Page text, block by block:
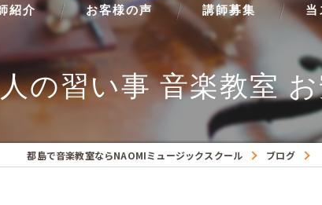
紹介 お客様の声 講師募集 当
ピア
フル
クラ
の習い事 音楽教室
都島で音楽教室ならNAOMIミュージックスクール ブログ